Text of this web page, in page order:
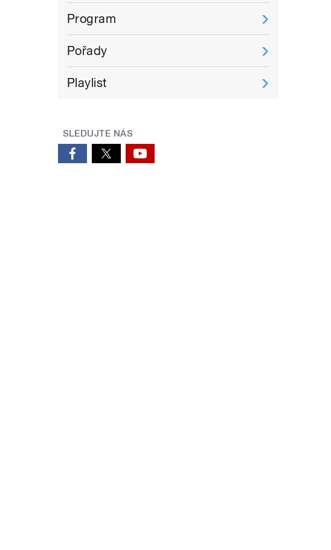
Program
Pořady
Playlist
SLEDUJTE NÁS